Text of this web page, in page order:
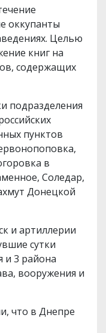
оккупанты
Целью
книг на
содержащих
подразделения
пунктов
в
Соледар,
Донецкой
и артиллерии
сутки
и 3 района
вооружения и
что в Днепре